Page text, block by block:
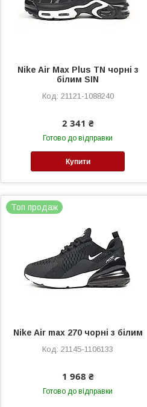
Nike Air Max Plus TN чорні з
білим SIN
21121-1088240
2 341 ₴
Готово до відправки
Купити
Топ продаж
Nike Air max 270 чорні з білим
21145-1106133
1 968 ₴
Готово до відправки